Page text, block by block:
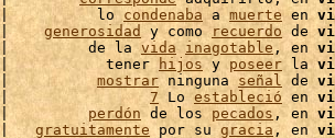
|          lo condenaba a muerte en
| generosidad y como recuerdo de
|         de la vida inagotable , en
|           tener hijos y poseer la
| mostrar ninguna señal de
| 7 Lo estableció en
| perdón de los pecados , en
| gratuitamente por su gracia , en